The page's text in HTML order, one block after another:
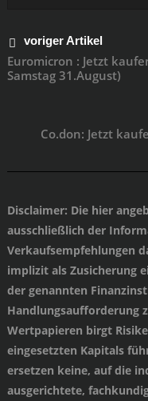
voriger Artikel
Euromicron : Jetzt
Samstag 31.August)
Co.don: Jetzt
Disclaimer: Die hier
ausschließlich der
Verkaufsempfehlungen
implizit als Zusicherung
der genannten
Handlungsaufforderung
Wertpapieren birgt
eingesetzten Kapitals
ersetzen keine, auf die
ausgerichtete,